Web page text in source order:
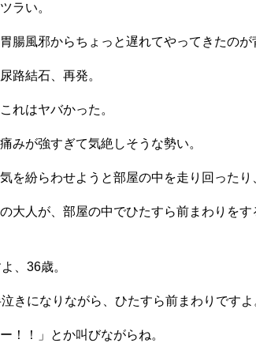
ラい。
腸風邪からちょっと遅れてやってきたのが
路結石、再発。
れはヤバかった。
みが強すぎて気絶しそうな勢い。
を紛らわせようと部屋の中を走り回った
大人が、部屋の中でひたすら前まわりを
、36歳。
きになりながら、ひたすら前まわりですよ
ー！！」とか叫びながらね。